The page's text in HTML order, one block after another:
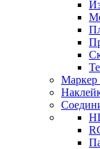
Маркер